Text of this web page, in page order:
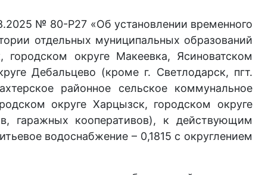
№ 80-Р27 «Об установлении временного
отдельных муниципальных образований
округе Макеевка, Ясиноватском
Дебальцево (кроме г. Светлодарск, пгт.
районное сельское коммунальное
округе Харцызск, городском округе
гаражных кооперативов), к действующим
водоснабжение – 0,1815 с округлением